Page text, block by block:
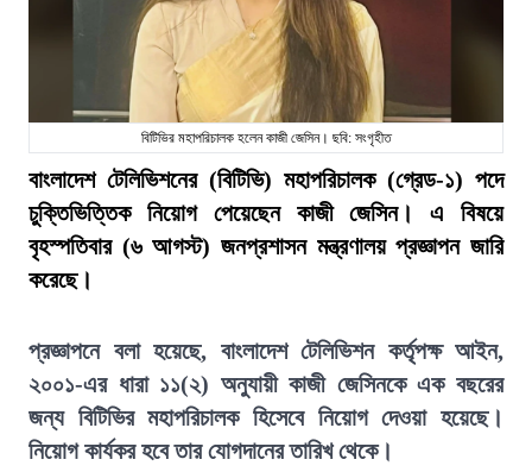
বিটিভির মহাপরিচালক হলেন কাজী জেসিন। ছবি: সংগৃহীত
বাংলাদেশ টেলিভিশনের (বিটিভি) মহাপরিচালক (গ্রেড-১) পদে
চুক্তিভিত্তিক নিয়োগ পেয়েছেন কাজী জেসিন। এ বিষয়ে
বৃহস্পতিবার (৬ আগস্ট) জনপ্রশাসন মন্ত্রণালয় প্রজ্ঞাপন জারি
করেছে।
প্রজ্ঞাপনে বলা হয়েছে, বাংলাদেশ টেলিভিশন কর্তৃপক্ষ আইন,
২০০১-এর ধারা ১১(২) অনুযায়ী কাজী জেসিনকে এক বছরের
জন্য বিটিভির মহাপরিচালক হিসেবে নিয়োগ দেওয়া হয়েছে।
নিয়োগ কার্যকর হবে তার যোগদানের তারিখ থেকে।